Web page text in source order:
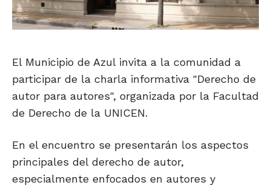
El Municipio de Azul invita a la comunidad a
participar de la charla informativa "Derecho de
autor para autores", organizada por la Facultad
de Derecho de la UNICEN.
En el encuentro se presentarán los aspectos
principales del derecho de autor,
especialmente enfocados en autores y